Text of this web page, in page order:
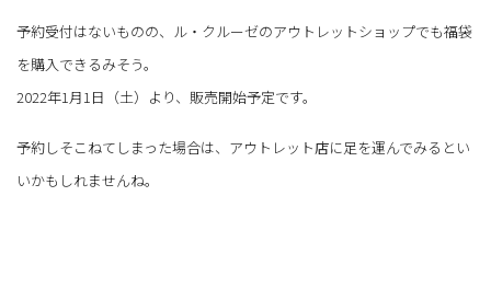
予約受付はないものの、ル・クルーゼのアウトレットショップでも福袋
を購入できるみそう。
2022年1月1日（土）より、販売開始予定です。
予約しそこねてしまった場合は、アウトレット店に足を運んでみるとい
いかもしれませんね。